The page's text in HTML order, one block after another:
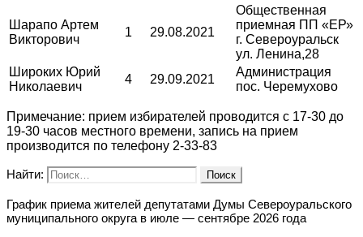
Шарапо Артем
Викторович
1 29.08.2021
Общественная
приемная ПП «ЕР»
г. Североуральск
ул. Ленина,28
Широких Юрий
Николаевич
4 29.09.2021
Администрация
пос. Черемухово
Примечание: прием избирателей проводится с 17-30 до
19-30 часов местного времени, запись на прием
производится по телефону 2-33-83
Найти:
График приема жителей депутатами Думы Североуральского
муниципального округа в июле — сентябре 2026 года